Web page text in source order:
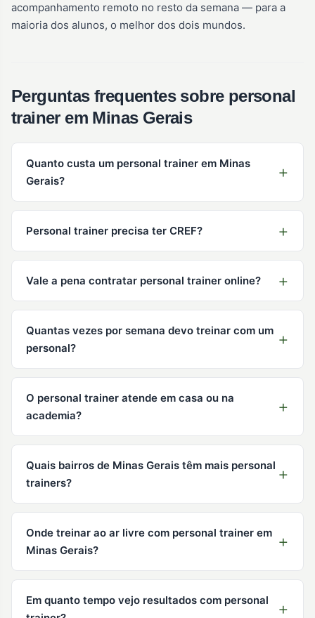
acompanhamento remoto no resto da semana — para a
maioria dos alunos, o melhor dos dois mundos.
Perguntas frequentes sobre personal
trainer em Minas Gerais
Quanto custa um personal trainer em Minas
Gerais?
Personal trainer precisa ter CREF?
Vale a pena contratar personal trainer online?
Quantas vezes por semana devo treinar com um
personal?
O personal trainer atende em casa ou na
academia?
Quais bairros de Minas Gerais têm mais personal
trainers?
Onde treinar ao ar livre com personal trainer em
Minas Gerais?
Em quanto tempo vejo resultados com personal